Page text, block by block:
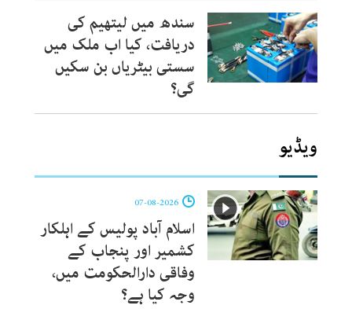
سندھ میں لیتھیم کی
دریافت، کیا اب ملک میں
سستی بیٹریاں بن سکیں
گی؟
ویڈیو
اسلام آباد پولیس کے اہلکار
کشمیر اور پنجاب کے
وفاقی دارالحکومت میں،
وجہ کیا ہے؟